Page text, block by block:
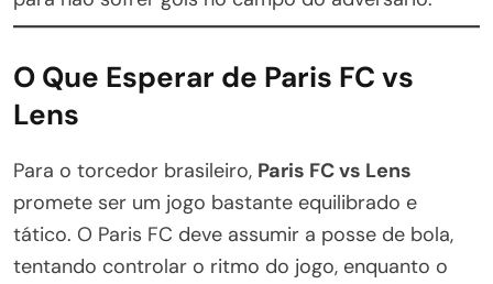
O Que Esperar de Paris FC vs
Lens
Para o torcedor brasileiro, Paris FC vs Lens
promete ser um jogo bastante equilibrado e
tático. O Paris FC deve assumir a posse de bola,
tentando controlar o ritmo do jogo, enquanto o